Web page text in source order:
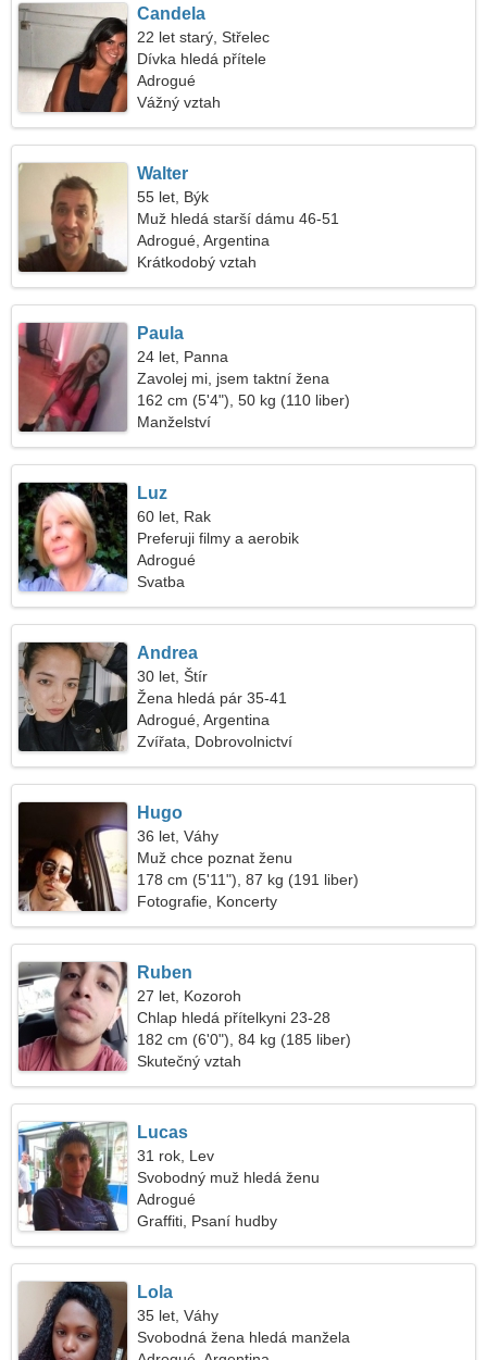
Candela
22 let starý, Střelec
Dívka hledá přítele
Adrogué
Vážný vztah
Walter
55 let, Býk
Muž hledá starší dámu 46-51
Adrogué, Argentina
Krátkodobý vztah
Paula
24 let, Panna
Zavolej mi, jsem taktní žena
162 cm (5'4"), 50 kg (110 liber)
Manželství
Luz
60 let, Rak
Preferuji filmy a aerobik
Adrogué
Svatba
Andrea
30 let, Štír
Žena hledá pár 35-41
Adrogué, Argentina
Zvířata, Dobrovolnictví
Hugo
36 let, Váhy
Muž chce poznat ženu
178 cm (5'11"), 87 kg (191 liber)
Fotografie, Koncerty
Ruben
27 let, Kozoroh
Chlap hledá přítelkyni 23-28
182 cm (6'0"), 84 kg (185 liber)
Skutečný vztah
Lucas
31 rok, Lev
Svobodný muž hledá ženu
Adrogué
Graffiti, Psaní hudby
Lola
35 let, Váhy
Svobodná žena hledá manžela